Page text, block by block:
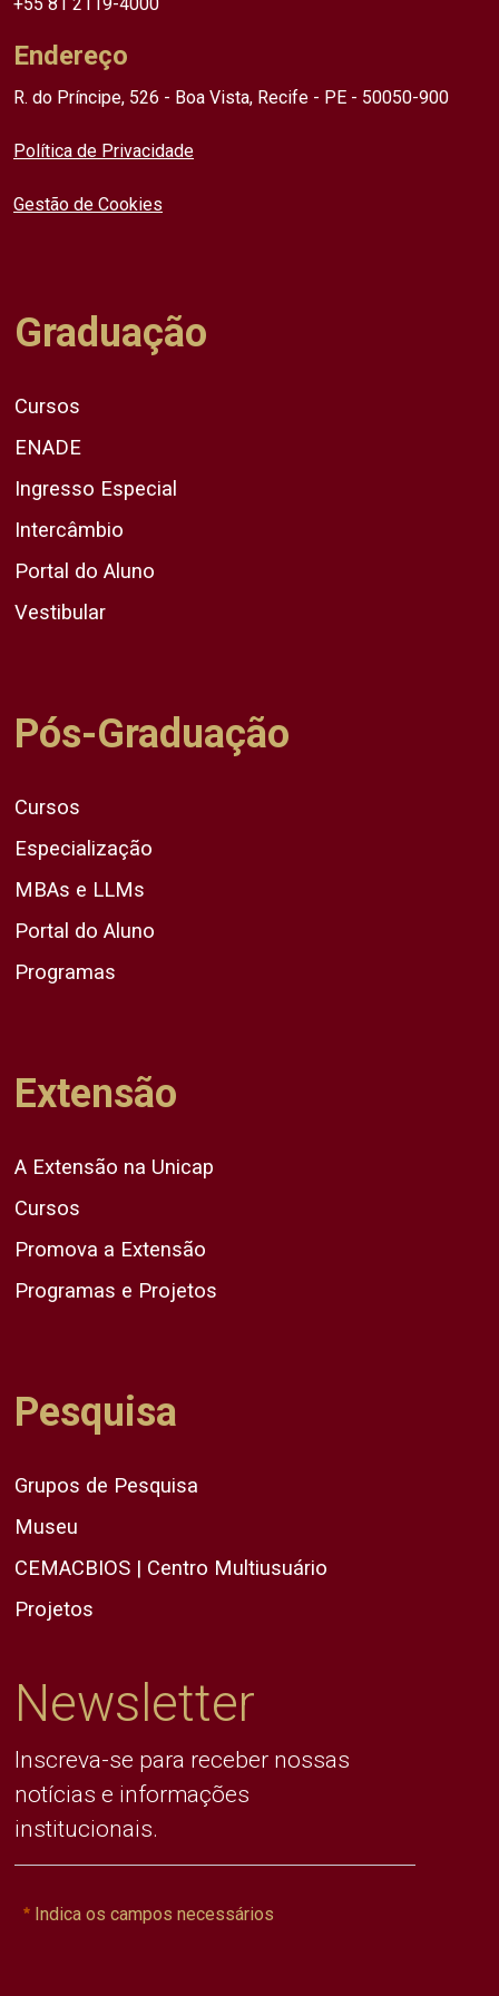
Endereço
R. do Príncipe, 526 - Boa Vista, Recife - PE - 50050-900
Política de Privacidade
Gestão de Cookies
Graduação
Cursos
ENADE
Ingresso Especial
Intercâmbio
Portal do Aluno
Vestibular
Pós-Graduação
Cursos
Especialização
MBAs e LLMs
Portal do Aluno
Programas
Extensão
A Extensão na Unicap
Cursos
Promova a Extensão
Programas e Projetos
Pesquisa
Grupos de Pesquisa
Museu
CEMACBIOS | Centro Multiusuário
Projetos
Newsletter
Inscreva-se para receber nossas
notícias e informações
institucionais.
Indica os campos necessários